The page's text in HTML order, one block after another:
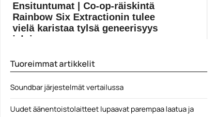
Ensituntumat | Co-op-räiskintä
Rainbow Six Extractionin tulee
vielä karistaa tylsä geneerisyys
jaloi...
Extractionia, joka...
Tuoreimmat artikkelit
Soundbar järjestelmät vertailussa
Uudet äänentoistolaitteet lupaavat parempaa laatua ja